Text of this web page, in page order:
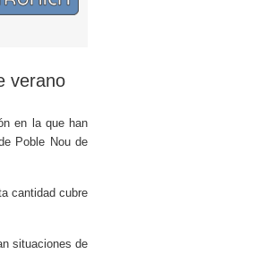
verano
en la que han
Poble Nou de
cantidad cubre
situaciones de